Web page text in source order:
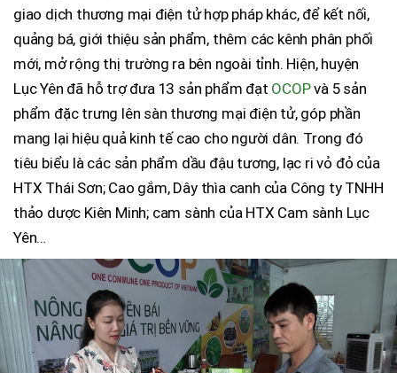
giao dịch thương mại điện tử hợp pháp khác, để kết nối,
quảng bá, giới thiệu sản phẩm, thêm các kênh phân phối
mới, mở rộng thị trường ra bên ngoài tỉnh. Hiện, huyện
Lục Yên đã hỗ trợ đưa 13 sản phẩm đạt OCOPvà 5 sản
phẩm đặc trưng lên sàn thương mại điện tử, góp phần
mang lại hiệu quả kinh tế cao cho người dân. Trong đó
tiêu biểu là các sản phẩm dầu đậu tương, lạc ri vỏ đỏ của
HTX Thái Sơn; Cao gắm, Dây thìa canh của Công ty TNHH
thảo dược Kiên Minh; cam sành của HTX Cam sành Lục
Yên…